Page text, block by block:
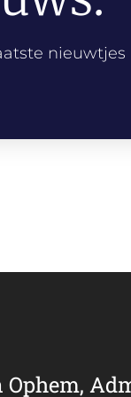
nieuwtjes
wij noch de tijd